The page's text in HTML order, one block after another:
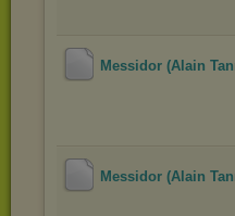
Messidor (Alain
Messidor (Alain